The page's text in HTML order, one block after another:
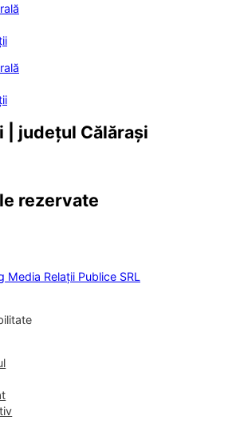
| județul Călărași
rezervate
Media Relații Publice SRL